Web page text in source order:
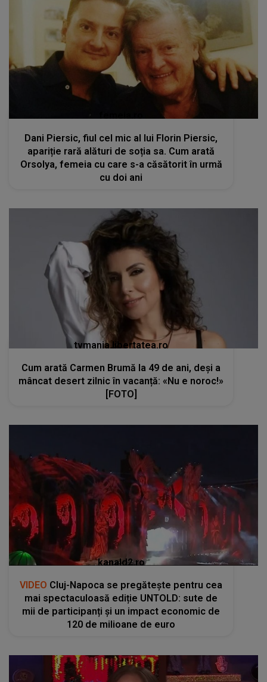
Dani Piersic, fiul cel mic al lui Florin Piersic,
apariție rară alături de soția sa. Cum arată
Orsolya, femeia cu care s-a căsătorit în urmă
cu doi ani
tvmania.libertatea.ro
Cum arată Carmen Brumă la 49 de ani, deși a
mâncat desert zilnic în vacanță: «Nu e noroc!»
[FOTO]
kanald2.ro
VIDEO Cluj-Napoca se pregătește pentru cea
mai spectaculoasă ediție UNTOLD: sute de
mii de participanți și un impact economic de
120 de milioane de euro